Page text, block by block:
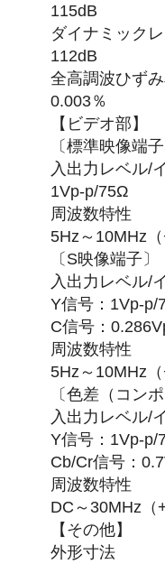
115dB
ダイナミック
112dB
全高調波ひず
0.003％
【ビデオ部】
〔標準映像端子
入出力レベル/
1Vp-p/75Ω
周波数特性
5Hz～10MHz（
〔S映像端子〕
入出力レベル/
Y信号：1Vp-p/
C信号：
周波数特性
5Hz～10MHz（
〔色差（コン
入出力レベル/
Y信号：1Vp-p/
Cb/Cr信号：
周波数特性
DC～30MHz（
【その他】
外形寸法